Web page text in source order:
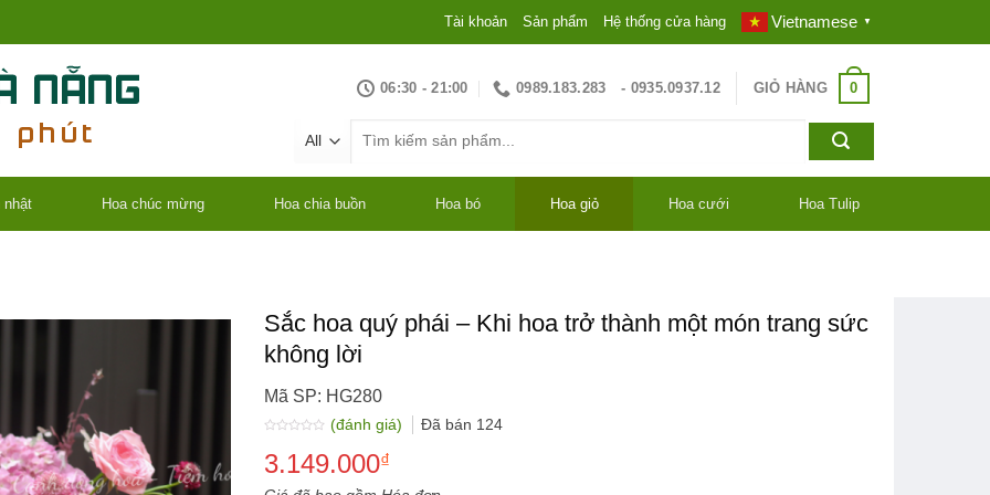
Tài khoản Sản phẩm Hệ thống cửa hàng Vietnamese ▼
06:30 - 21:00 0989.183.283 - 0935.0937.12 GIỎ HÀNG 0
kiếm:
nhật Hoa chúc mừng Hoa chia buồn Hoa bó Hoa giỏ Hoa cưới Hoa Tulip
Sắc hoa quý phái – Khi hoa trở thành một món trang sức
không lời
Mã SP: HG280
xếp
hạng
5
(đánh giá) Đã bán 124
3.149.000₫